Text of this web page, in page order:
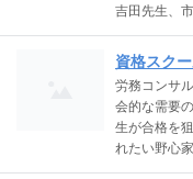
吉田先生、
資格スク
労務コンサ
会的な需要
生が合格を
れたい野心